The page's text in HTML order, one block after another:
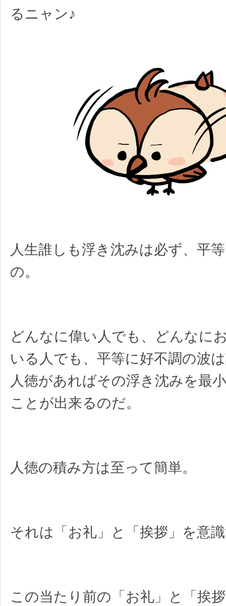
るニャン♪
人生誰しも浮き沈みは必ず、平
の。
どんなに偉い人でも、どんなに
いる人でも、平等に好不調の波
人徳があればその浮き沈みを最
ことが出来るのだ。
人徳の積み方は至って簡単。
それは「お礼」と「挨拶」を意
この当たり前の「お礼」と「挨